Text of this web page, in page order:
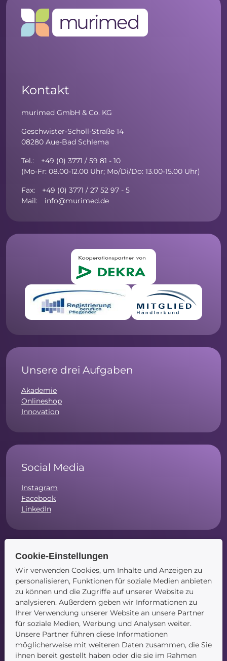
Kontakt
murimed GmbH & Co. KG
Geschwister-Scholl-Straße 14
08280 Aue-Bad Schlema
Tel.: +49 (0) 3771 / 59 81 - 10
(Mo-Fr: 08.00-12.00 Uhr; Mo/Di/Do: 13.00-15.00 Uhr)
Fax: +49 (0) 3771 / 27 52 97 - 5
Mail: info@murimed.de
Unsere drei Aufgaben
Akademie
Onlineshop
Innovation
Social Media
Instagram
Facebook
LinkedIn
Navigation
Startseite
Blog
Kontakt
Cookie-Einstellungen
Wir verwenden Cookies, um Inhalte und Anzeigen zu
personalisieren, Funktionen für soziale Medien anbieten
zu können und die Zugriffe auf unserer Website zu
analysieren. Außerdem geben wir Informationen zu
Ihrer Verwendung unserer Website an unsere Partner
für soziale Medien, Werbung und Analysen weiter.
Unsere Partner führen diese Informationen
möglicherweise mit weiteren Daten zusammen, die Sie
ihnen bereit gestellt haben oder die sie im Rahmen